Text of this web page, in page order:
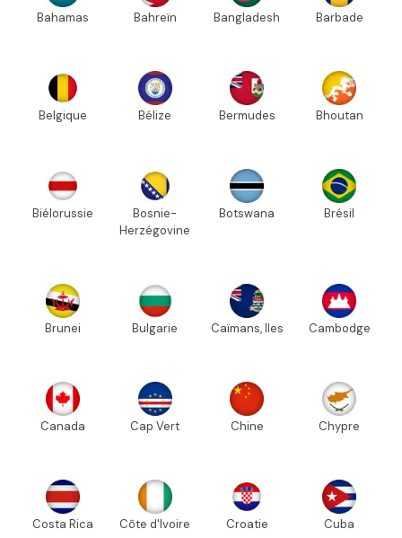
Bahamas Bahreïn Bangladesh Barbade
Belgique Bélize Bermudes Bhoutan
Biélorussie
Bosnie-
Herzégovine
Botswana Brésil
Brunei Bulgarie Caïmans, Iles Cambodge
Canada Cap Vert Chine Chypre
Costa Rica Côte d'Ivoire Croatie Cuba